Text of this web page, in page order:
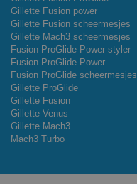
Gillette Fusion power
Gillette Fusion scheermesjes
Gillette Mach3 scheermesjes
Fusion ProGlide Power styler
Fusion ProGlide Power
Fusion ProGlide scheermesjes
Gillette ProGlide
Gillette Fusion
Gillette Venus
Gillette Mach3
Mach3 Turbo